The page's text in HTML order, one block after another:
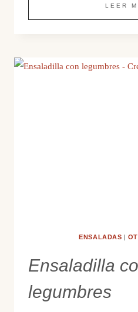
LEER
ENSALADAS |
Ensaladilla
legumbres